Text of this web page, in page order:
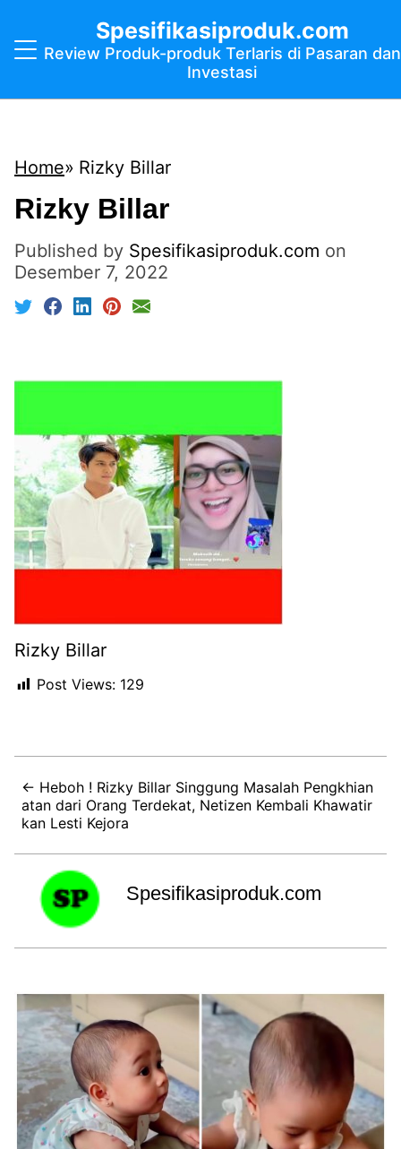
Spesifikasiproduk.com
Review Produk-produk Terlaris di Pasaran dan
Investasi
Home Rizky Billar
Rizky Billar
Published by Spesifikasiproduk.com on
Desember 7, 2022
Rizky Billar
Post Views: 129
← Heboh ! Rizky Billar Singgung Masalah Pengkhian
atan dari Orang Terdekat, Netizen Kembali Khawatir
kan Lesti Kejora
Spesifikasiproduk.com